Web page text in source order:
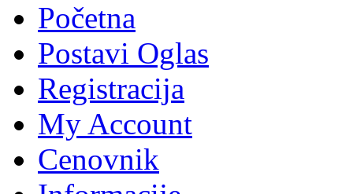
Početna
Postavi Oglas
Registracija
My Account
Cenovnik